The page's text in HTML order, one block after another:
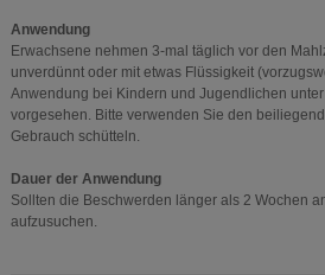
Anwendung
Erwachsene nehmen 3-mal täglich vor den
unverdünnt oder mit etwas Flüssigkeit
Anwendung bei Kindern und Jugendlichen
vorgesehen. Bitte verwenden Sie den
Gebrauch schütteln.
Dauer der Anwendung
Sollten die Beschwerden länger als 2 Wochen
aufzusuchen.